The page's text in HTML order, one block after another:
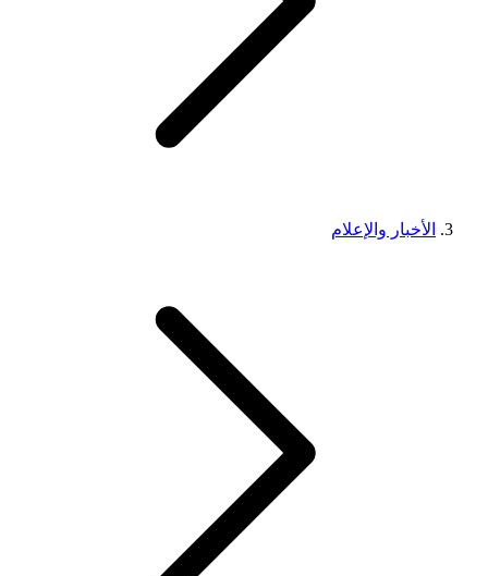
الأخبار والإعلام